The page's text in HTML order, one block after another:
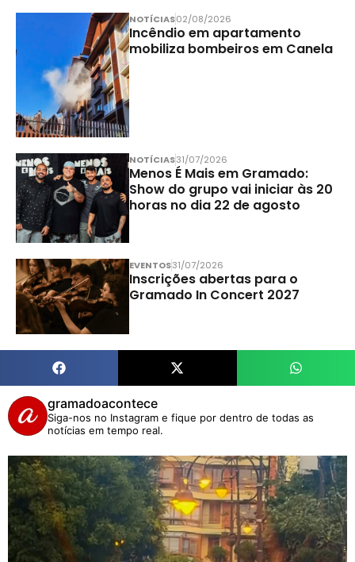
NOTÍCIAS02/08/2026
Incêndio em apartamento
mobiliza bombeiros em Canela
NOTÍCIAS31/07/2026
Menos É Mais em Gramado:
Show do grupo vai iniciar às 20
horas no dia 22 de agosto
EVENTOS31/07/2026
Inscrições abertas para o
Gramado In Concert 2027
gramadoacontece
Siga-nos no Instagram e fique por dentro de todas as
notícias em tempo real.